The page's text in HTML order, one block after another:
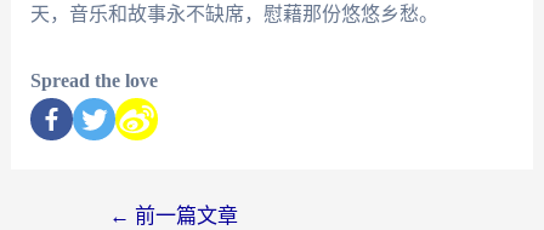
天，音乐和故事永不缺席，慰藉那份悠悠乡愁。
Spread the love
← 前一篇文章